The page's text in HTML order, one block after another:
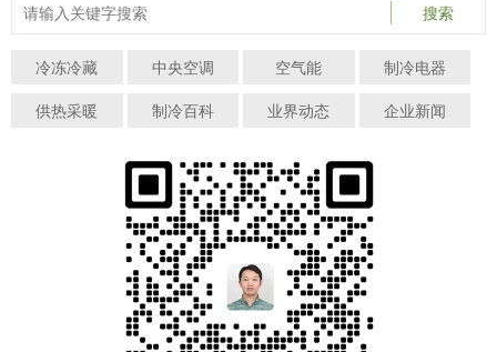
搜索
冷冻冷藏 中央空调 空气能
制冷电器
供热采暖
制冷百科 业界动态 企业新闻